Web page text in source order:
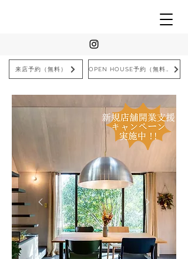
来店予約（無料）